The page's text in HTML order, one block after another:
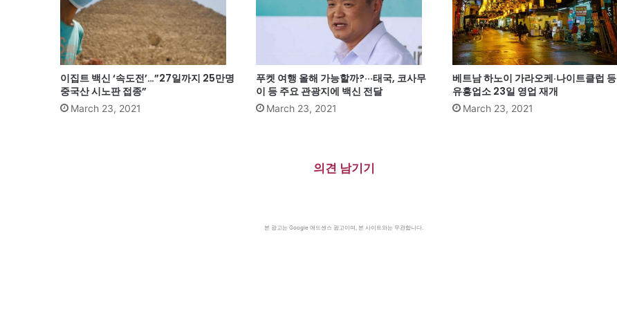
이집트 백신 ‘속도전’…”27일까지 25만명
중국산 시노판 접종”
March 23, 2021
푸켓 여행 올해 가능할까?···태국, 코사무
이 등 주요 관광지에 백신 전달
March 23, 2021
베트남 하노이 가라오케·나이트클럽 등
유흥업소 23일 영업 재개
March 23, 2021
의견 남기기
본 광고는 Google 애드센스 광고이며, 본 사이트와는 무관합니다.